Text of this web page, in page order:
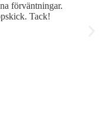
förväntningar.
Tack!